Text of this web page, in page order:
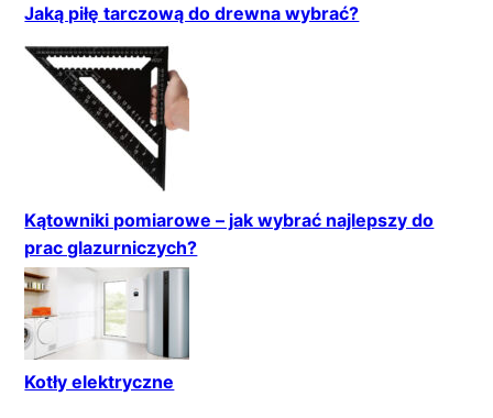
Jaką piłę tarczową do drewna wybrać?
Kątowniki pomiarowe – jak wybrać najlepszy do
prac glazurniczych?
Kotły elektryczne